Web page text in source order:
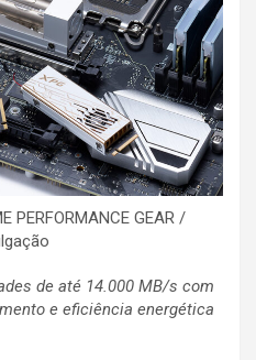
PERFORMANCE GEAR /
de até 14.000 MB/s com
e eficiência energética